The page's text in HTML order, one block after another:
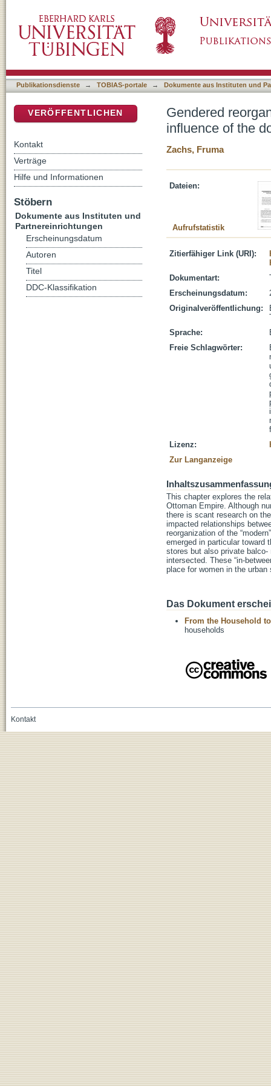
discourse and the urban space
Publikationsdienste → TOBIAS-portale → Dokumente aus Instituten und
Gendered
influence of the
Zachs, Fruma
Dateien:
Aufrufstatistik
Zitierfähiger Link (URI):
Dokumentart:
Erscheinungsdatum:
Originalveröffentlichung:
Sprache:
Freie Schlagwörter:
Lizenz:
Zur Langanzeige
This chapter explores the
Ottoman Empire. Although
there is scant research on
impacted relationships
reorganization of the
emerged in particular toward
stores but also private
intersected. These “in-
place for women in the urban
Das Dokument
From the Household
households
VERÖFFENTLICHEN
Kontakt
Verträge
Hilfe und Informationen
Stöbern
Dokumente aus Instituten und
Partnereinrichtungen
Erscheinungsdatum
Autoren
Titel
DDC-Klassifikation
Kontakt